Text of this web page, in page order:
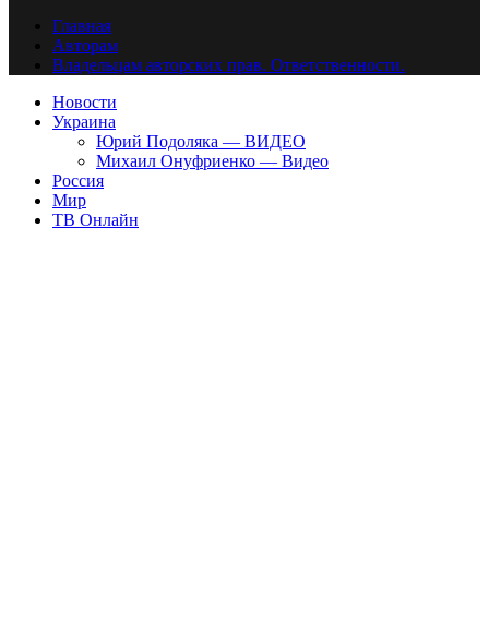
Главная
Авторам
Владельцам авторских прав. Ответственности.
Новости
Украина
Юрий Подоляка — ВИДЕО
Михаил Онуфриенко — Видео
Россия
Мир
ТВ Онлайн